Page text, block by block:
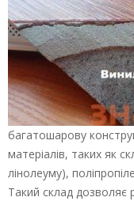
багатошарову
матеріалів, таких як
лінолеуму),
Такий склад дозволяє